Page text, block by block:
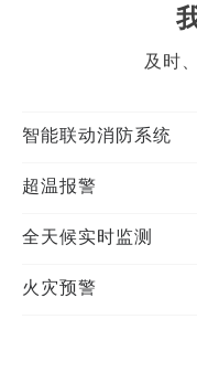
及时
智能联动消防系统
超温报警
全天候实时监测
火灾预警